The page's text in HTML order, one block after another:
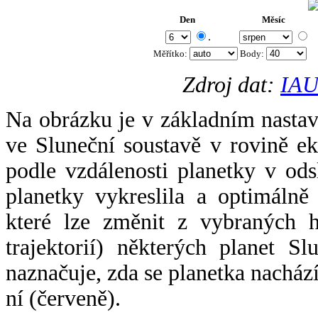
Den Měsíc
.
Měřítko: Body:
Zdroj dat:
Na obrázku je v základním
ve Sluneční soustavě v rovině
podle vzdálenosti planetky v
planetky vykreslila a
které lze změnit z vybraných
trajektorií) některých planet
naznačuje, zda se planetka
ní (červeně).